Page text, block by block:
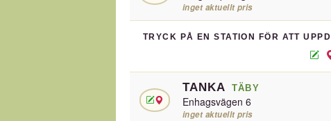
inget aktuellt pris
TRYCK PÅ EN STATION FÖR ATT
TANKA TÄBY
Enhagsvägen 6
inget aktuellt pris